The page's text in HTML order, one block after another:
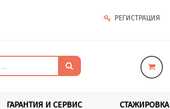
РЕГИСТРАЦИЯ
ГАРАНТИЯ И СЕРВИС СТАЖИРОВКА